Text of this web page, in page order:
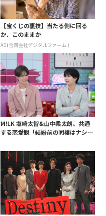
【宝くじの裏技】当たる側に回る
か、このままか
AD(合同会社デジタルファーム )
M!LK 塩崎太智&山中柔太朗、共通
する恋愛観「結婚前の同棲はナシ」